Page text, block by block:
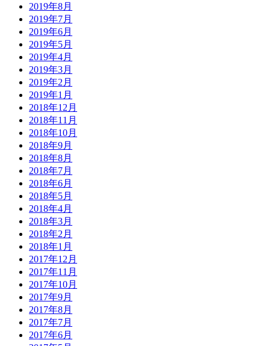
2019年8月
2019年7月
2019年6月
2019年5月
2019年4月
2019年3月
2019年2月
2019年1月
2018年12月
2018年11月
2018年10月
2018年9月
2018年8月
2018年7月
2018年6月
2018年5月
2018年4月
2018年3月
2018年2月
2018年1月
2017年12月
2017年11月
2017年10月
2017年9月
2017年8月
2017年7月
2017年6月